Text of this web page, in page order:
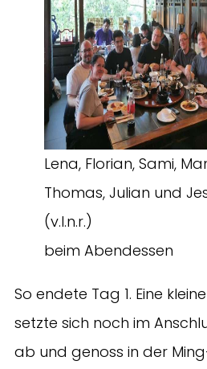
Lena, Florian, Sami,
Thomas, Julian und
(v.l.n.r.)
beim Abendessen
So endete Tag 1. Eine
setzte sich noch im
ab und genoss in der